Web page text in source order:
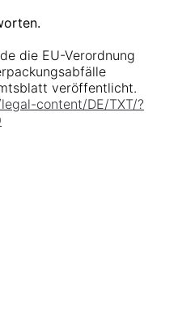
die EU-Verordnung
veröffentlicht.
content/DE/TXT/?